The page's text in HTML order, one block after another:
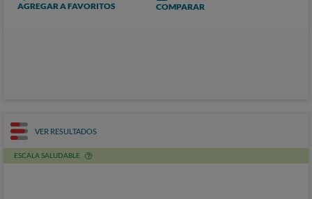
AGREGAR A FAVORITOS COMPARAR
VER RESULTADOS
ESCALA SALUDABLE